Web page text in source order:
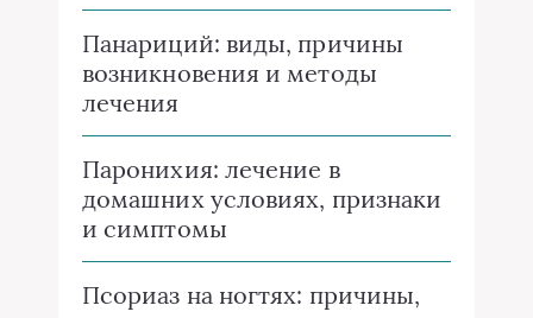
Панариций: виды, причины
возникновения и методы
лечения
Паронихия: лечение в
домашних условиях, признаки
и симптомы
Псориаз на ногтях: причины,